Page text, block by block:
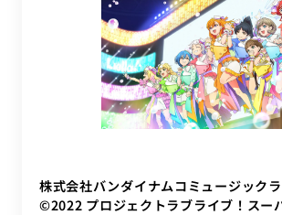
株式会社バンダイナムコミュージック
©2022 プロジェクトラブライブ！スー